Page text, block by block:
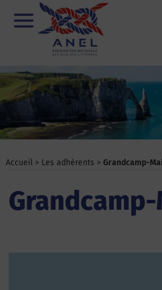
Menu
Accueil > Les adhérents > Grandcamp-